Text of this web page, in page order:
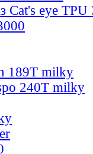
Cat's eye TPU
189T milky
240T milky